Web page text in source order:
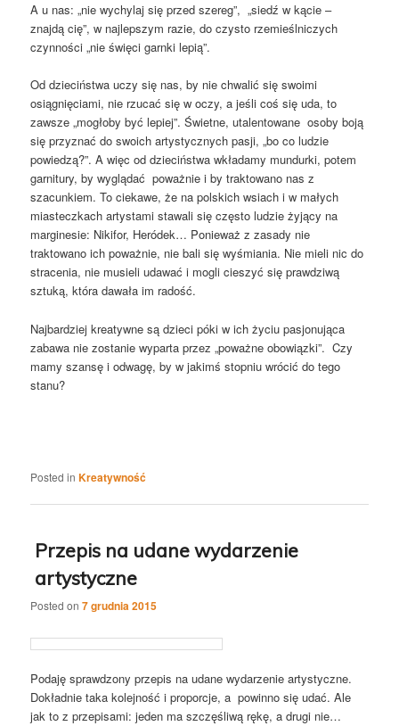
A u nas: „nie wychylaj się przed szereg”, „siedź w kącie –
znajdą cię”, w najlepszym razie, do czysto rzemieślniczych
czynności „nie święci garnki lepią”.
Od dzieciństwa uczy się nas, by nie chwalić się swoimi
osiągnięciami, nie rzucać się w oczy, a jeśli coś się uda, to
zawsze „mogłoby być lepiej”. Świetne, utalentowane osoby boją
się przyznać do swoich artystycznych pasji, „bo co ludzie
powiedzą?”. A więc od dzieciństwa wkładamy mundurki, potem
garnitury, by wyglądać poważnie i by traktowano nas z
szacunkiem. To ciekawe, że na polskich wsiach i w małych
miasteczkach artystami stawali się często ludzie żyjący na
marginesie: Nikifor, Heródek… Ponieważ z zasady nie
traktowano ich poważnie, nie bali się wyśmiania. Nie mieli nic do
stracenia, nie musieli udawać i mogli cieszyć się prawdziwą
sztuką, która dawała im radość.
Najbardziej kreatywne są dzieci póki w ich życiu pasjonująca
zabawa nie zostanie wyparta przez „poważne obowiązki”. Czy
mamy szansę i odwagę, by w jakimś stopniu wrócić do tego
stanu?
Posted in Kreatywność
Przepis na udane wydarzenie
artystyczne
Posted on7 grudnia 2015
Podaję sprawdzony przepis na udane wydarzenie artystyczne.
Dokładnie taka kolejność i proporcje, a powinno się udać. Ale
jak to z przepisami: jeden ma szczęśliwą rękę, a drugi nie…